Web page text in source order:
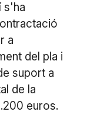
s'ha
a
del pla i
suport a
de la
euros.